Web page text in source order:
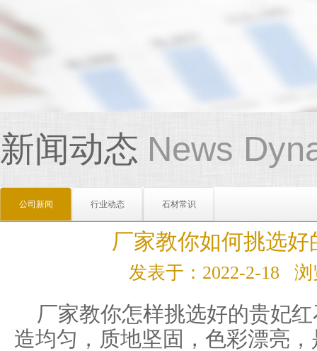
新闻动态 News
公司新闻 行业动态 石材常识
厂家教你如何挑选好
发表于：2022-2-18
厂家教你怎样挑选好的贵妃
造均匀，质地坚固，色彩漂亮